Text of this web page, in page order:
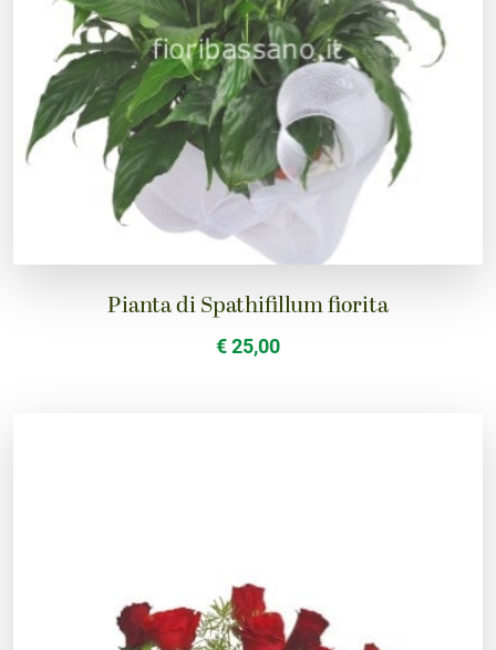
Pianta di Spathifillum fiorita
€ 25,00